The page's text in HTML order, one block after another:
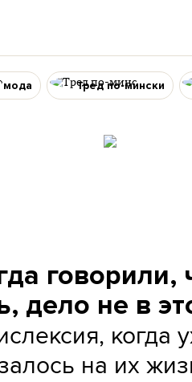
мода Тред по-мински
говорили,
дело не в
на их